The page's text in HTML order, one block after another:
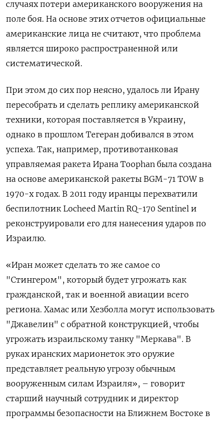
случаях потери американского вооружения на
поле боя. На основе этих отчетов официальные
американские лица не считают, что проблема
является широко распространенной или
систематической.
При этом до сих пор неясно, удалось ли Ирану
пересобрать и сделать реплику американской
техники, которая поставляется в Украину,
однако в прошлом Тегеран добивался в этом
успеха. Так, например, противотанковая
управляемая ракета Ирана Toophan была создана
на основе американской ракеты BGM-71 TOW в
1970-х годах. В 2011 году иранцы перехватили
беспилотник Locheed Martin RQ-170 Sentinel и
реконструировали его для нанесения ударов по
Израилю.
«Иран может сделать то же самое со
"Стингером", который будет угрожать как
гражданской, так и военной авиации всего
региона. Хамас или Хезболла могут использовать
"Джавелин" с обратной конструкцией, чтобы
угрожать израильскому танку "Меркава". В
руках иранских марионеток это оружие
представляет реальную угрозу обычным
вооруженным силам Израиля», – говорит
старший научный сотрудник и директор
программы безопасности на Ближнем Востоке в